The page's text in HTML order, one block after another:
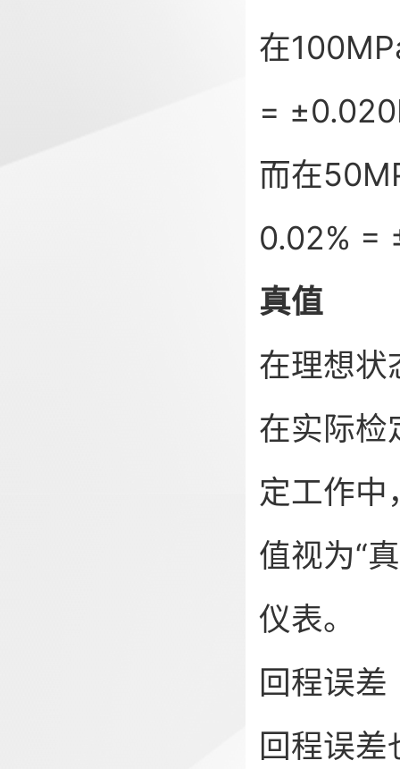
在
=
而在
0.02% =
真值
在理想状
在实际检
定工作中
值视为“
仪表。
回程误差
回程误差